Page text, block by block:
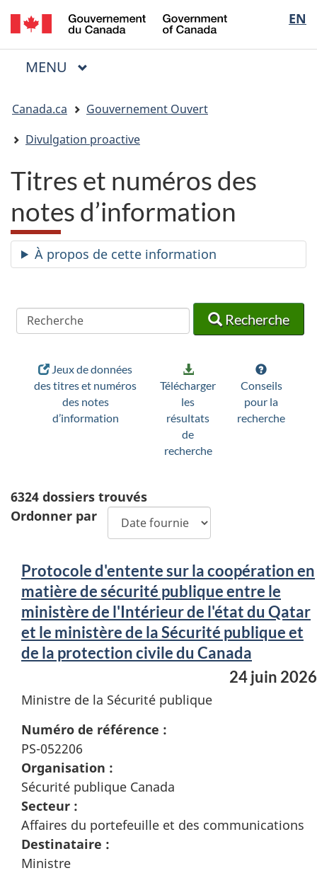
Passer
au
contenu
Passer
à
« Au
Passer
à
la
EN
of
Menu
MENU PRINCIPAL
êtes
ici
Canada.ca
Gouvernement Ouvert
Divulgation proactive
Titres et numéros des
notes d’information
À propos de cette information
Recherche
Recherche
Recherche
Jeux de données
des titres et numéros
des notes
d’information
Télécharger
les
résultats
de
recherche
Conseils
pour la
recherche
6324 dossiers trouvés
Ordonner par
Protocole d'entente sur la coopération en
matière de sécurité publique entre le
ministère de l'Intérieur de l'état du Qatar
et le ministère de la Sécurité publique et
de la protection civile du Canada
24 juin 2026
Ministre de la Sécurité publique
Numéro de référence :
PS-052206
Organisation :
Sécurité publique Canada
Secteur :
Affaires du portefeuille et des communications
Destinataire :
Ministre